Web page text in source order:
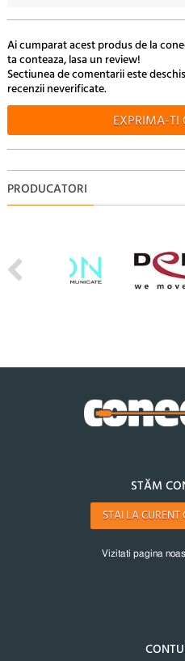
Ai cumparat acest produs de la
ta conteaza, lasa un review!
Sectiunea de comentarii este
recenzii neverificate.
EXPRIMA-TI
PRODUCATORI
STĂM
STAI LA
Vizitati pagina